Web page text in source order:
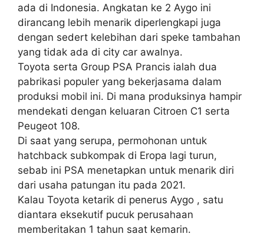
ada di Indonesia. Angkatan ke 2 Aygo ini
dirancang lebih menarik diperlengkapi juga
dengan sedert kelebihan dari speke tambahan
yang tidak ada di city car awalnya.
Toyota serta Group PSA Prancis ialah dua
pabrikasi populer yang bekerjasama dalam
produksi mobil ini. Di mana produksinya hampir
mendekati dengan keluaran Citroen C1 serta
Peugeot 108.
Di saat yang serupa, permohonan untuk
hatchback subkompak di Eropa lagi turun,
sebab ini PSA menetapkan untuk menarik diri
dari usaha patungan itu pada 2021.
Kalau Toyota ketarik di penerus Aygo , satu
diantara eksekutif pucuk perusahaan
memberitakan 1 tahun saat kemarin.